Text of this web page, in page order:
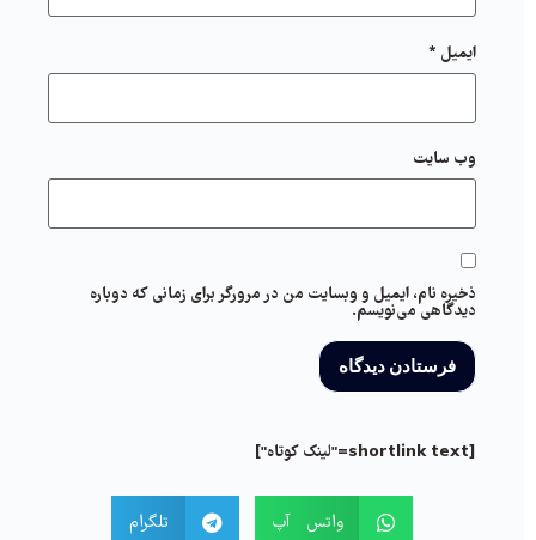
ایمیل *
وب‌ سایت
ذخیره نام، ایمیل و وبسایت من در مرورگر برای زمانی که دوباره
دیدگاهی می‌نویسم.
[shortlink text="لینک کوتاه"]
واتس آپ تلگرام